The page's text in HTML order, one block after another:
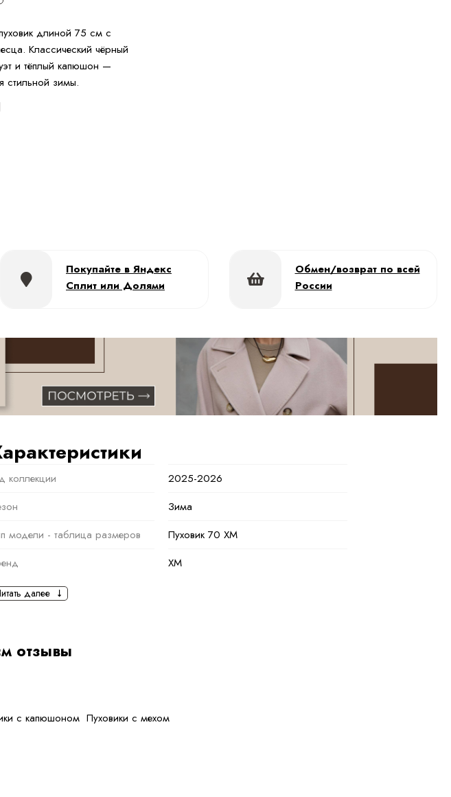
длиной 75 см с
Классический чёрный
и тёплый капюшон —
стильной зимы.
Покупайте в Яндекс
Сплит или Долями
Обмен/возврат по всей
России
коллекции
2025-2026
Зима
модели - таблица размеров
Пуховик 70 ХМ
XM
информация
далее
отзывы
с капюшоном Пуховики с мехом